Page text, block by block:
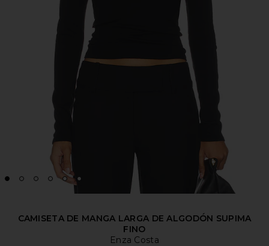
CAMISETA DE MANGA LARGA DE ALGODÓN SUPIMA
FINO
Enza Costa